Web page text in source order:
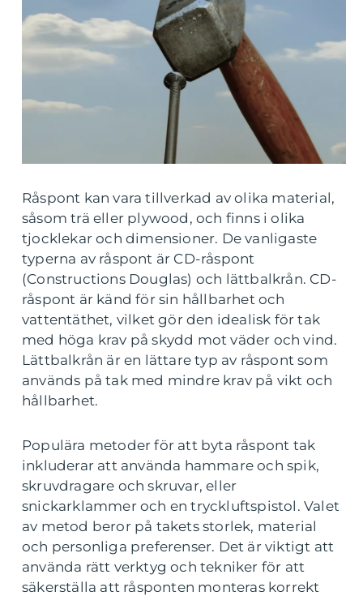
Råspont kan vara tillverkad av olika material,
såsom trä eller plywood, och finns i olika
tjocklekar och dimensioner. De vanligaste
typerna av råspont är CD-råspont
(Constructions Douglas) och lättbalkrån. CD-
råspont är känd för sin hållbarhet och
vattentäthet, vilket gör den idealisk för tak
med höga krav på skydd mot väder och vind.
Lättbalkrån är en lättare typ av råspont som
används på tak med mindre krav på vikt och
hållbarhet.
Populära metoder för att byta råspont tak
inkluderar att använda hammare och spik,
skruvdragare och skruvar, eller
snickarklammer och en tryckluftspistol. Valet
av metod beror på takets storlek, material
och personliga preferenser. Det är viktigt att
använda rätt verktyg och tekniker för att
säkerställa att råsponten monteras korrekt